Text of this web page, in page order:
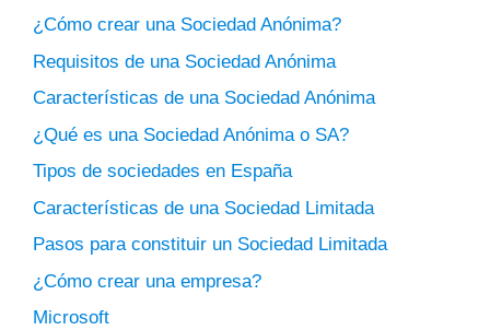
¿Cómo crear una Sociedad Anónima?
Requisitos de una Sociedad Anónima
Características de una Sociedad Anónima
¿Qué es una Sociedad Anónima o SA?
Tipos de sociedades en España
Características de una Sociedad Limitada
Pasos para constituir un Sociedad Limitada
¿Cómo crear una empresa?
Microsoft